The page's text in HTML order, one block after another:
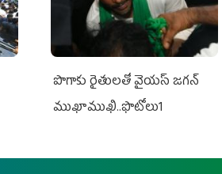
పొగాకు రైతుల‌తో వైయ‌స్ జ‌గ‌న్
ముఖాముఖి..ఫొటోలు1